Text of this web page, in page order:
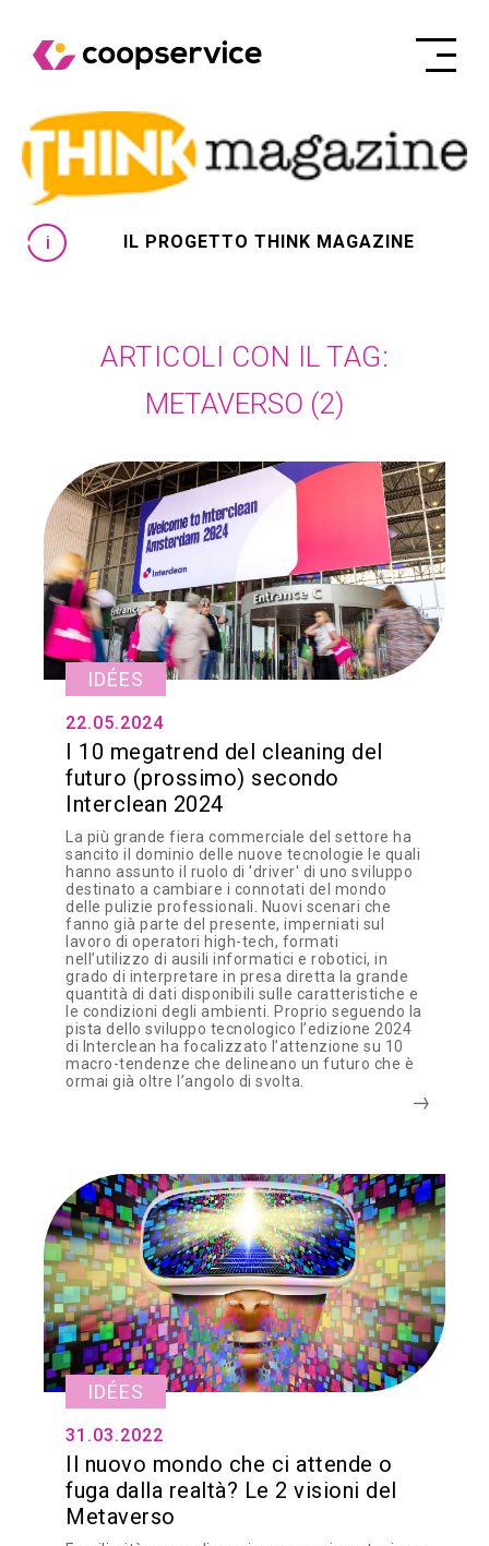
IL PROGETTO THINK MAGAZINE
METAVERSO (2)
ARTICOLI CON IL TAG:
IDÉES
22.05.2024
I 10 megatrend del cleaning del
futuro (prossimo) secondo
Interclean 2024
La più grande fiera commerciale del settore ha
sancito il dominio delle nuove tecnologie le quali
hanno assunto il ruolo di 'driver' di uno sviluppo
destinato a cambiare i connotati del mondo
delle pulizie professionali. Nuovi scenari che
fanno già parte del presente, imperniati sul
lavoro di operatori high-tech, formati
nell’utilizzo di ausili informatici e robotici, in
grado di interpretare in presa diretta la grande
quantità di dati disponibili sulle caratteristiche e
le condizioni degli ambienti. Proprio seguendo la
pista dello sviluppo tecnologico l’edizione 2024
di Interclean ha focalizzato l’attenzione su 10
macro-tendenze che delineano un futuro che è
ormai già oltre l’angolo di svolta.
IDÉES
31.03.2022
Il nuovo mondo che ci attende o
fuga dalla realtà? Le 2 visioni del
Metaverso